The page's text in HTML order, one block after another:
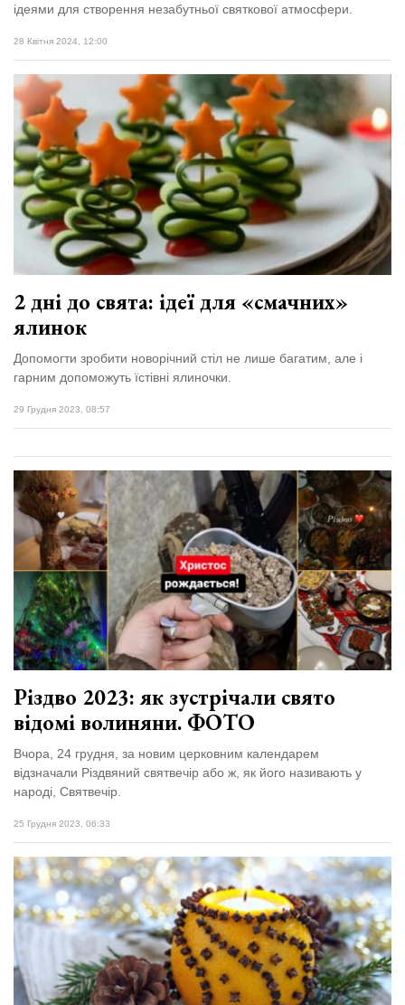
ідеями для створення незабутньої святкової атмосфери.
28 Квітня 2024, 12:00
2 дні до свята: ідеї для «смачних»
ялинок
Допомогти зробити новорічний стіл не лише багатим, але і
гарним допоможуть їстівні ялиночки.
29 Грудня 2023, 08:57
Різдво 2023: як зустрічали свято
відомі волиняни. ФОТО
Вчора, 24 грудня, за новим церковним календарем
відзначали Різдвяний святвечір або ж, як його називають у
народі, Святвечір.
25 Грудня 2023, 06:33